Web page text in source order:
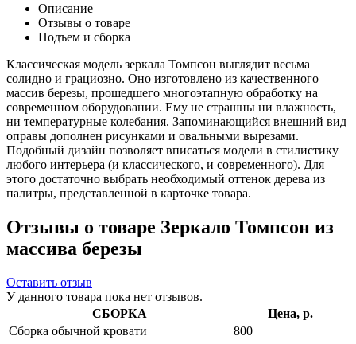
Описание
Отзывы о товаре
Подъем и сборка
Классическая модель зеркала Томпсон выглядит весьма
солидно и грациозно. Оно изготовлено из качественного
массив березы, прошедшего многоэтапную обработку на
современном оборудовании. Ему не страшны ни влажность,
ни температурные колебания. Запоминающийся внешний вид
оправы дополнен рисунками и овальными вырезами.
Подобный дизайн позволяет вписаться модели в стилистику
любого интерьера (и классического, и современного). Для
этого достаточно выбрать необходимый оттенок дерева из
палитры, представленной в карточке товара.
Отзывы о товаре Зеркало Томпсон из
массива березы
Оставить отзыв
У данного товара пока нет отзывов.
СБОРКА
Цена, р.
Сборка обычной кровати
800